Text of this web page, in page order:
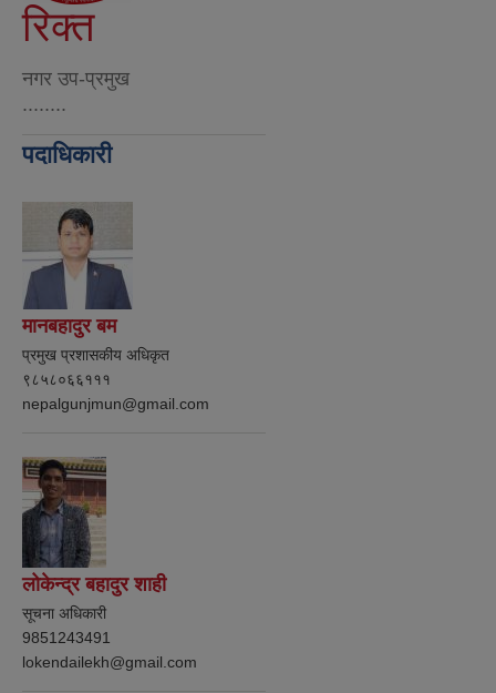
रिक्त
नगर उप-प्रमुख
........
पदाधिकारी
मानबहादुर बम
प्रमुख प्रशासकीय अधिकृत
९८५८०६६१११
nepalgunjmun@gmail.com
लोकेन्द्र बहादुर शाही
सूचना अधिकारी
9851243491
lokendailekh@gmail.com